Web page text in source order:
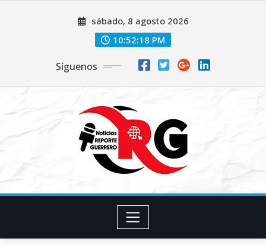
sábado, 8 agosto 2026
10:52:19 PM
Síguenos